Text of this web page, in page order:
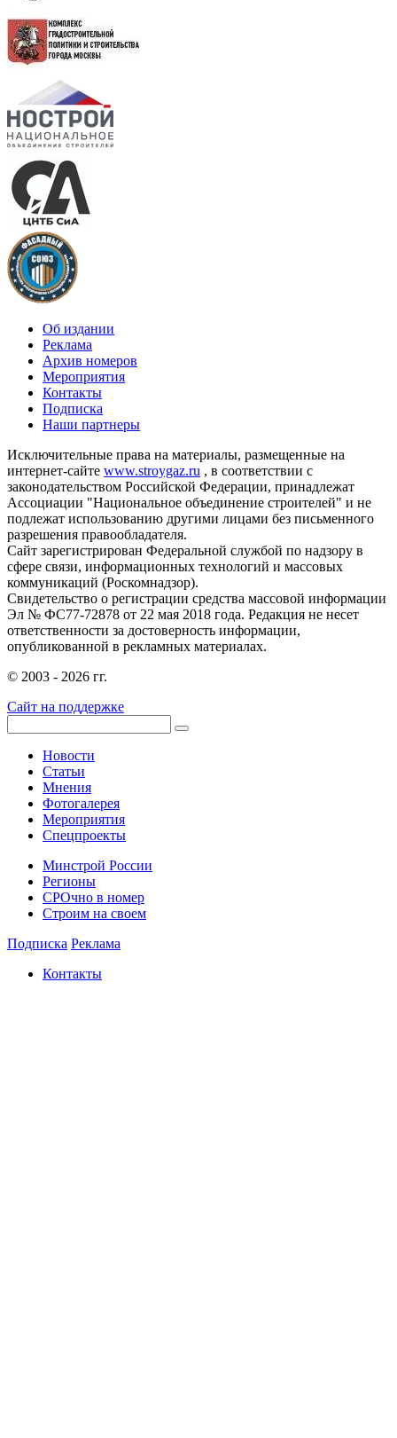
Об издании
Реклама
Архив номеров
Мероприятия
Контакты
Подписка
Наши партнеры
Исключительные права на материалы, размещенные на
интернет-сайте www.stroygaz.ru , в соответствии с
законодательством Российской Федерации, принадлежат
Ассоциации "Национальное объединение строителей" и не
подлежат использованию другими лицами без письменного
разрешения правообладателя.
Сайт зарегистрирован Федеральной службой по надзору в
сфере связи, информационных технологий и массовых
коммуникаций (Роскомнадзор).
Свидетельство о регистрации средства массовой информации
Эл № ФС77-72878 от 22 мая 2018 года. Редакция не несет
ответственности за достоверность информации,
опубликованной в рекламных материалах.
© 2003 - 2026 гг.
Сайт на поддержке
Новости
Статьи
Мнения
Фотогалерея
Мероприятия
Спецпроекты
Минстрой России
Регионы
СРОчно в номер
Строим на своем
Подписка Реклама
Контакты